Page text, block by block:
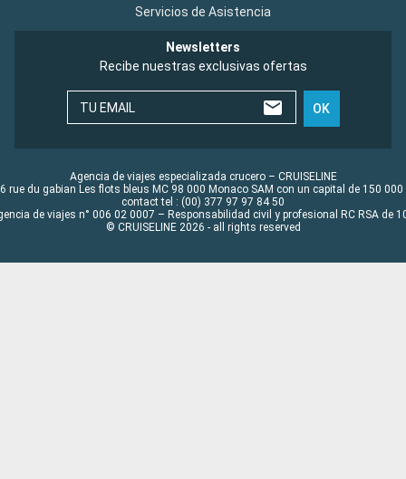
Servicios de Asistencia
Newsletters
Recibe nuestras exclusivas ofertas
TU EMAIL OK
Agencia de viajes especializada crucero – CRUISELINE
rue du gabian Les flots bleus MC 98 000 Monaco SAM con un capital de 150 000
contact tel : (00) 377 97 97 84 50
de viajes n° 006 02 0007 – Responsabilidad civil y profesional RC RSA de
© CRUISELINE 2026 - all rights reserved